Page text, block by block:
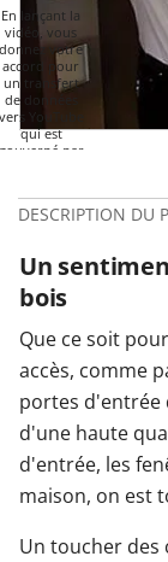
En lançant la
vidéo, vous
donnez votre
accord pour
un transfert
de données
YouTube
qui est
par
Plus
LANCER
LA VIDÉO
DESCRIPTION DU
Un
bois
Que ce soit
accès, comme
portes d'entrée
d'une haute
d'entrée, les
maison, on est
Un toucher